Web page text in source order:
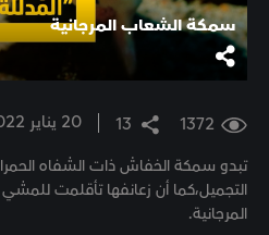
سمكة الشعاب المرجانية
1372
13 20 يناير 2022
تبدو سمكة الخفاش ذات الشفاه
التجميل،كما أن زعانفها تأقلمت
المرجانية.